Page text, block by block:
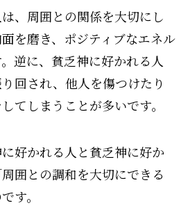
、周囲との関係を大切にし
を磨き、ポジティブなエネル
逆に、貧乏神に好かれる人
回され、他人を傷つけたり
てしまうことが多いです。
好かれる人と貧乏神に好か
囲との調和を大切にできる
す。